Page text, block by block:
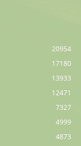
20954
17180
13933
12471
7327
4999
4873